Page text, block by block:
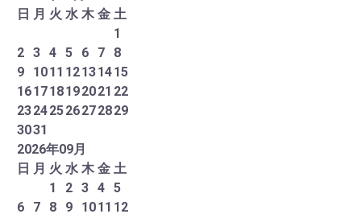
日 月 火 水 木 金 土
1
2 3 4 5 6 7
8
9
1011 12131415
161718192021 22
23242526272829
3031
2026年09月
日 月 火 水 木 金 土
1
2 3 4 5
6
7 8 9 1011 12